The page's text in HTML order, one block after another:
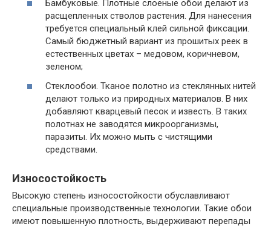
Бамбуковые. Плотные слоеные обои делают из
расщепленных стволов растения. Для нанесения
требуется специальный клей сильной фиксации.
Самый бюджетный вариант из прошитых реек в
естественных цветах – медовом, коричневом,
зеленом;
Стеклообои. Тканое полотно из стеклянных нитей
делают только из природных материалов. В них
добавляют кварцевый песок и известь. В таких
полотнах не заводятся микроорганизмы,
паразиты. Их можно мыть с чистящими
средствами.
Износостойкость
Высокую степень износостойкости обуславливают
специальные производственные технологии. Такие обои
имеют повышенную плотность, выдерживают перепады